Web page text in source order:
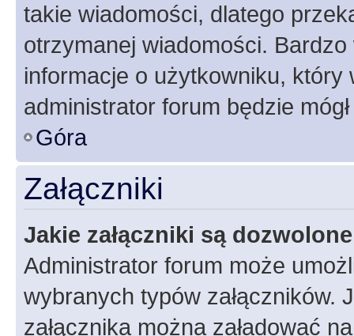
takie wiadomości, dlatego
otrzymanej wiadomości.
informacje o użytkowniku, który
administrator forum będzie
Góra
Załączniki
Jakie załączniki są
Administrator forum może
wybranych typów załączników.
załącznika można załadować